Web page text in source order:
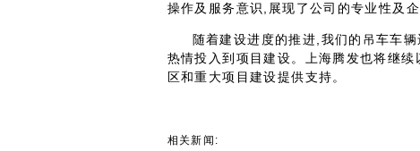
操作及服务意识,展现了公司的专业性及
随着建设进度的推进,我们的吊车车
热情投入到项目建设。上海腾发也将继
区和重大项目建设提供支持。
相关新闻: